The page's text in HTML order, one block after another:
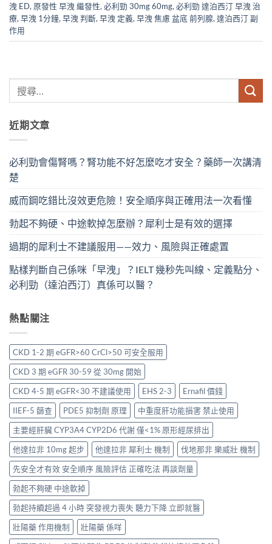
洩 ED, 原發性 早洩 繼發性, 必利勁 30mg 60mg, 必利勁 達泊西汀 早洩 治
療, 早洩 1分鐘, 早洩 判斷, 早洩 定義, 早洩 焦慮 盆底 前列腺, 達泊西汀 副
作用
近期文章
必利勁會傷腎嗎？腎功能不好怎麼吃才安全？藥師一次講清
楚
威而鋼吃錯比沒效更危險！安全順序與正確用法一次看懂
勃起不夠硬、中途軟掉怎麼辦？犀利士是有效的選擇
過期的犀利士不建議服用——效力、風險與正確處置
點樣判斷自己係咪「早洩」？IELT 幾秒先叫線、定義點分、
必利勁（達泊西汀）真係可以醫？
熱點關注
CKD 1-2 期 eGFR>60 CrCl>50 可安全服用
CKD 3 期 eGFR 30-59 從 30mg 開始
CKD 4-5 期 eGFR<30 不建議使用
EHS 2-3
Ernafil 價錢
IIEF-5 篩查
PDE5 抑制劑 原理
中重度肝功能損害 禁止使用
主要經肝臟 CYP3A4 CYP2D6 代謝 僅<1% 原形經尿排出
他達拉非 10mg 起步
他達拉非 犀利士 機制
伐地那非 樂威壯 機制
先安全才有效 安全順序 風險評估 正確吃法 再談劑量
勃起不夠硬 中途軟掉
勃起持續超過 4 小時 突發視力喪失 聽力下降 立即就醫
壯陽藥 作用機制
壯陽藥 係咩